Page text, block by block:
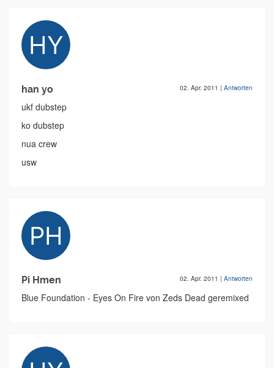
han yo 02. Apr. 2011 | Antworten
ukf dubstep
ko dubstep
nua crew
usw
Pi Hmen 02. Apr. 2011 | Antworten
Blue Foundation - Eyes On Fire von Zeds Dead geremixed